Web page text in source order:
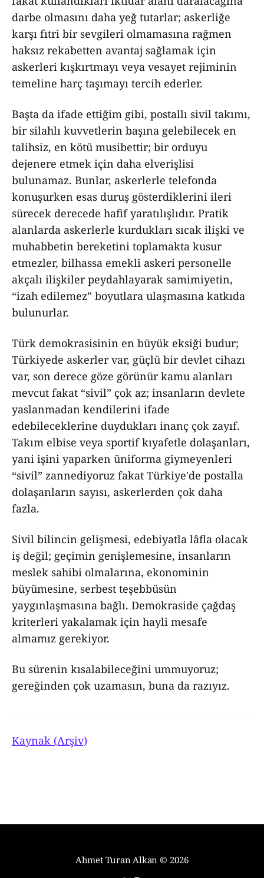
darbe olmasını daha yeğ tutarlar; askerliğe
karşı fıtri bir sevgileri olmamasına rağmen
haksız rekabetten avantaj sağlamak için
askerleri kışkırtmayı veya vesayet rejiminin
temeline harç taşımayı tercih ederler.
Başta da ifade ettiğim gibi, postallı sivil takımı,
bir silahlı kuvvetlerin başına gelebilecek en
talihsiz, en kötü musibettir; bir orduyu
dejenere etmek için daha elverişlisi
bulunamaz. Bunlar, askerlerle telefonda
konuşurken esas duruş gösterdiklerini ileri
sürecek derecede hafif yaratılışlıdır. Pratik
alanlarda askerlerle kurdukları sıcak ilişki ve
muhabbetin bereketini toplamakta kusur
etmezler, bilhassa emekli askeri personelle
akçalı ilişkiler peydahlayarak samimiyetin,
“izah edilemez” boyutlara ulaşmasına katkıda
bulunurlar.
Türk demokrasisinin en büyük eksiği budur;
Türkiyede askerler var, güçlü bir devlet cihazı
var, son derece göze görünür kamu alanları
mevcut fakat “sivil” çok az; insanların devlete
yaslanmadan kendilerini ifade
edebileceklerine duydukları inanç çok zayıf.
Takım elbise veya sportif kıyafetle dolaşanları,
yani işini yaparken üniforma giymeyenleri
“sivil” zannediyoruz fakat Türkiye'de postalla
dolaşanların sayısı, askerlerden çok daha
fazla.
Sivil bilincin gelişmesi, edebiyatla lâfla olacak
iş değil; geçimin genişlemesine, insanların
meslek sahibi olmalarına, ekonominin
büyümesine, serbest teşebbüsün
yaygınlaşmasına bağlı. Demokraside çağdaş
kriterleri yakalamak için hayli mesafe
almamız gerekiyor.
Bu sürenin kısalabileceğini ummuyoruz;
gereğinden çok uzamasın, buna da razıyız.
Kaynak (Arşiv)
Ahmet Turan Alkan © 2026